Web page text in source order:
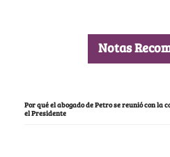
Notas
Por qué el abogado de Petro se reunió con la
el Presidente